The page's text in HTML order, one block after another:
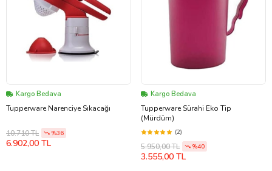
Kargo Bedava
Tupperware Narenciye Sıkacağı
10.710 TL %36
6.902,00 TL
Kargo Bedava
Tupperware Sürahi Eko Tip
(Mürdüm)
(2)
5.950,00 TL %40
3.555,00 TL